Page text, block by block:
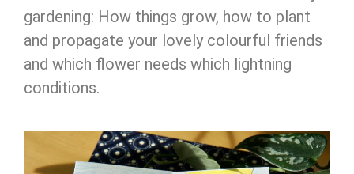
gardening: How things grow, how to plant
and propagate your lovely colourful friends
and which flower needs which lightning
conditions.